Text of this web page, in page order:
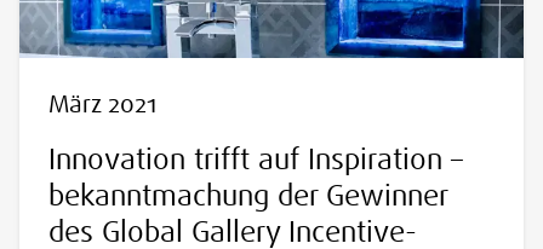
März 2021
Innovation trifft auf Inspiration –
bekanntmachung der Gewinner
des Global Gallery Incentive-